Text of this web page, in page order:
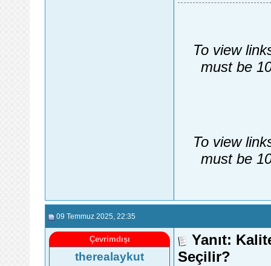
To view
must be
To view
must be
09 Temmuz 2025 , 22:35
Çevrimdışı
therealaykut
Yanıt:
Seçilir?